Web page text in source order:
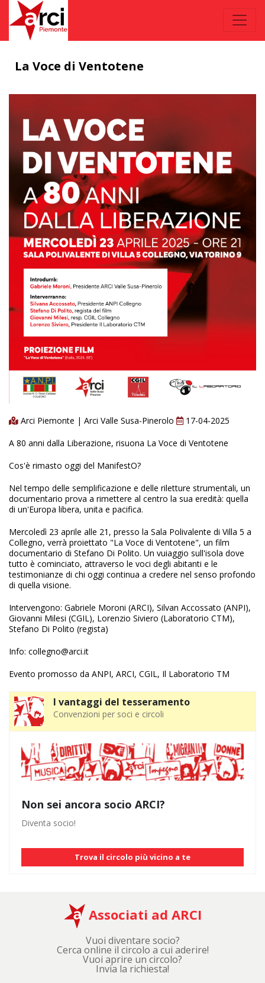
La Voce di Ventotene
Arci Piemonte | Arci Valle Susa-Pinerolo
17-04-2025
A 80 anni dalla Liberazione, risuona La Voce di Ventotene
Cos'è rimasto oggi del ManifestO?
Nel tempo delle semplificazione e delle riletture strumentali, un
documentario prova a rimettere al centro la sua eredità: quella
di un'Europa libera, unita e pacifica.
Mercoledì 23 aprile alle 21, presso la Sala Polivalente di Villa 5 a
Collegno, verrà proiettato "La Voce di Ventotene", un film
documentario di Stefano Di Polito. Un vuiaggio sull'isola dove
tutto è cominciato, attraverso le voci degli abitanti e le
testimonianze di chi oggi continua a credere nel senso profondo
di quella visione.
Intervengono: Gabriele Moroni (ARCI), Silvan Accossato (ANPI),
Giovanni Milesi (CGIL), Lorenzio Siviero (Laboratorio CTM),
Stefano Di Polito (regista)
Info: collegno@arci.it
Evento promosso da ANPI, ARCI, CGIL, Il Laboratorio TM
I vantaggi del tesseramento
Convenzioni per soci e circoli
Non sei ancora socio ARCI?
Diventa socio!
Trova il circolo più vicino a te
Associati ad ARCI
Vuoi diventare socio?
Cerca online il circolo a cui aderire!
Vuoi aprire un circolo?
Invia la richiesta!